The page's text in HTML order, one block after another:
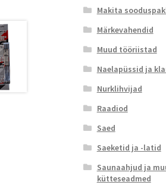
Makita
Märkevahendid
Muud tööriistad
Naelapüssid ja
Nurklihvijad
Raadiod
Saed
Saeketid ja -latid
Saunaahjud ja
kütteseadmed